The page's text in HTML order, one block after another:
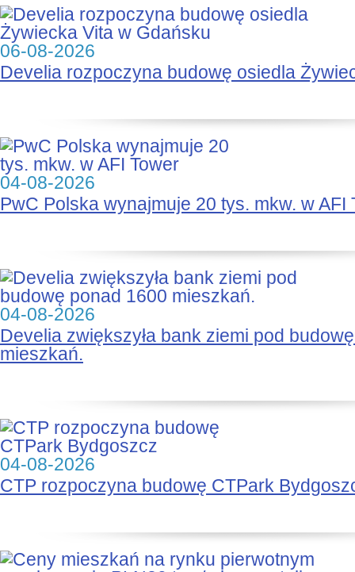
06-08-2026
Develia rozpoczyna budowę osiedla
04-08-2026
PwC Polska wynajmuje 20 tys. mkw. w AFI
04-08-2026
Develia zwiększyła bank ziemi pod
mieszkań.
04-08-2026
CTP rozpoczyna budowę CTPark